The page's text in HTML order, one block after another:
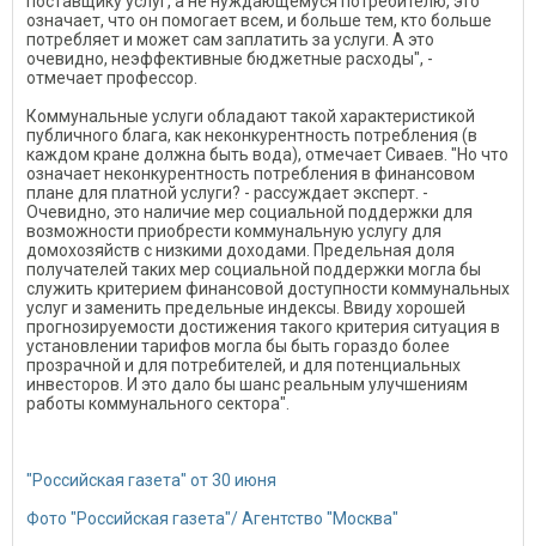
означает, что он помогает всем, и больше тем, кто больше
потребляет и может сам заплатить за услуги. А это
очевидно, неэффективные бюджетные расходы", -
отмечает профессор.
Коммунальные услуги обладают такой характеристикой
публичного блага, как неконкурентность потребления (в
каждом кране должна быть вода), отмечает Сиваев. "Но что
означает неконкурентность потребления в финансовом
плане для платной услуги? - рассуждает эксперт. -
Очевидно, это наличие мер социальной поддержки для
возможности приобрести коммунальную услугу для
домохозяйств с низкими доходами. Предельная доля
получателей таких мер социальной поддержки могла бы
служить критерием финансовой доступности коммунальных
услуг и заменить предельные индексы. Ввиду хорошей
прогнозируемости достижения такого критерия ситуация в
установлении тарифов могла бы быть гораздо более
прозрачной и для потребителей, и для потенциальных
инвесторов. И это дало бы шанс реальным улучшениям
работы коммунального сектора".
"Российская газета" от 30 июня
Фото "Российская газета"/ Агентство "Москва"